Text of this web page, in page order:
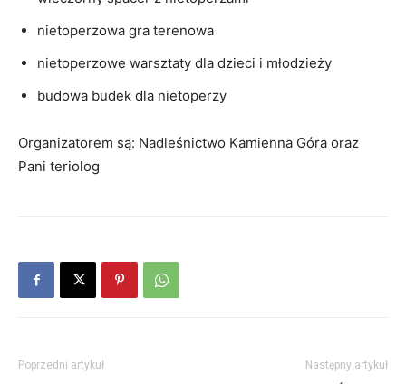
nietoperzowa gra terenowa
nietoperzowe warsztaty dla dzieci i młodzieży
budowa budek dla nietoperzy
Organizatorem są: Nadleśnictwo Kamienna Góra oraz
Pani teriolog
Poprzedni artykuł Następny artykuł